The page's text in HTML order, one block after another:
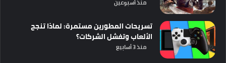
منذ أسبوعين
تسريحات المطورين مستمرة: لماذا تنجح
الألعاب وتفشل الشركات؟
منذ 3 أسابيع